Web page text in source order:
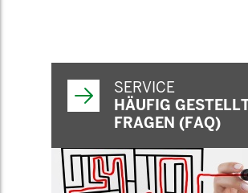
SERVICE
HÄUFIG
FRAGEN (FAQ)